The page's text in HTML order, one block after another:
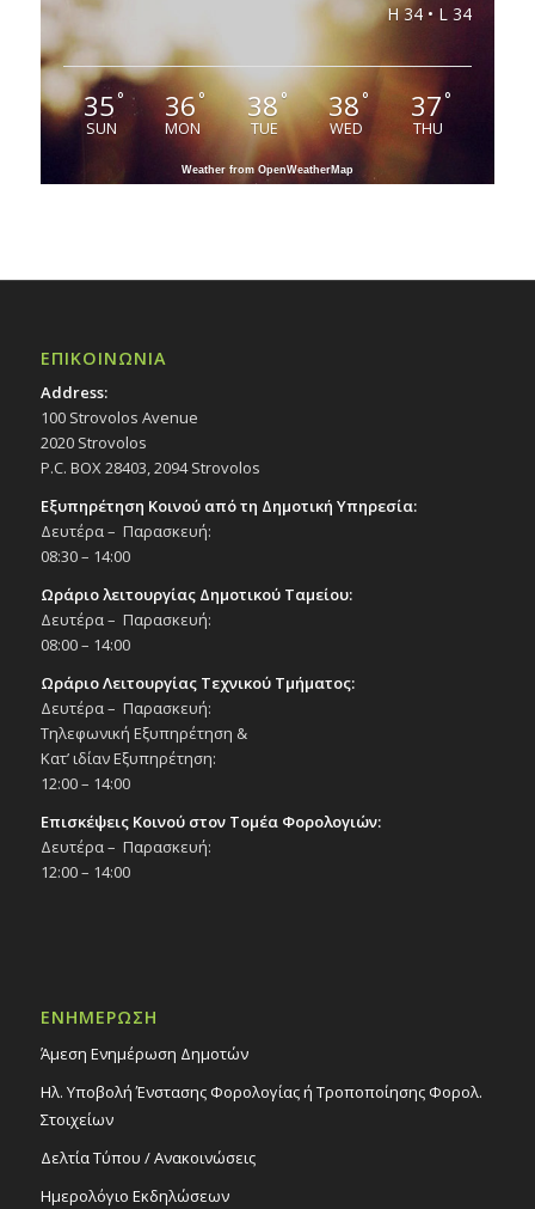
H 34 • L 34
35°
SUN
36°
MON
38°
TUE
38°
WED
37°
THU
Weather from OpenWeatherMap
ΕΠΙΚΟΙΝΩΝΙΑ
Address:
100 Strovolos Avenue
2020 Strovolos
P.C. BOX 28403, 2094 Strovolos
Εξυπηρέτηση Κοινού από τη Δημοτική Υπηρεσία:
Δευτέρα – Παρασκευή:
08:30 – 14:00
Ωράριο λειτουργίας Δημοτικού Ταμείου:
Δευτέρα – Παρασκευή:
08:00 – 14:00
Ωράριο Λειτουργίας Τεχνικού Τμήματος:
Δευτέρα – Παρασκευή:
Τηλεφωνική Εξυπηρέτηση &
Κατ’ ιδίαν Εξυπηρέτηση:
12:00 – 14:00
Επισκέψεις Κοινού στον Τομέα Φορολογιών:
Δευτέρα – Παρασκευή:
12:00 – 14:00
ΕΝΗΜΕΡΩΣΗ
Άμεση Ενημέρωση Δημοτών
Ηλ. Υποβολή Ένστασης Φορολογίας ή Τροποποίησης Φορολ.
Στοιχείων
Δελτία Τύπου / Ανακοινώσεις
Ημερολόγιο Εκδηλώσεων